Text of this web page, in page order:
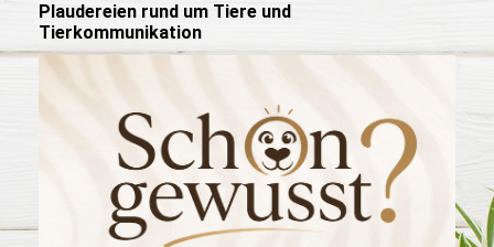
Plaudereien rund um Tiere und
Tierkommunikation